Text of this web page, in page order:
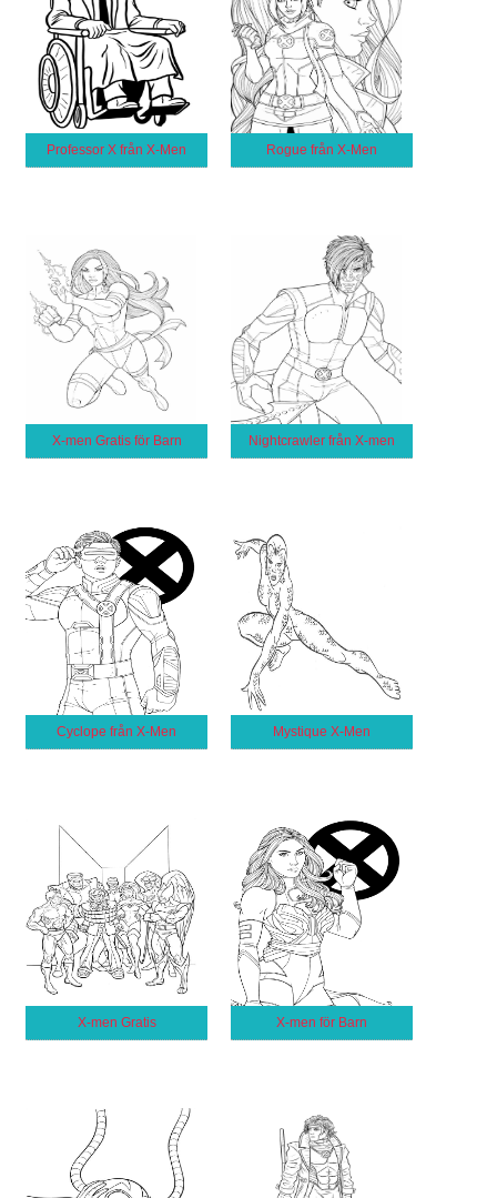
Professor X från X-Men Rogue från X-Men
X-men Gratis för Barn Nightcrawler från X-men
Cyclope från X-Men Mystique X-Men
X-men Gratis X-men för Barn